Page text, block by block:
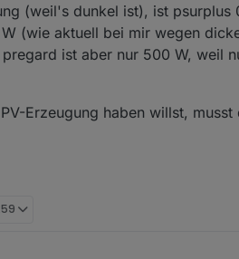
(weil's dunkel ist), ist
(wie aktuell bei mir wegen
ist aber nur 500 W, weil
Erzeugung haben willst,